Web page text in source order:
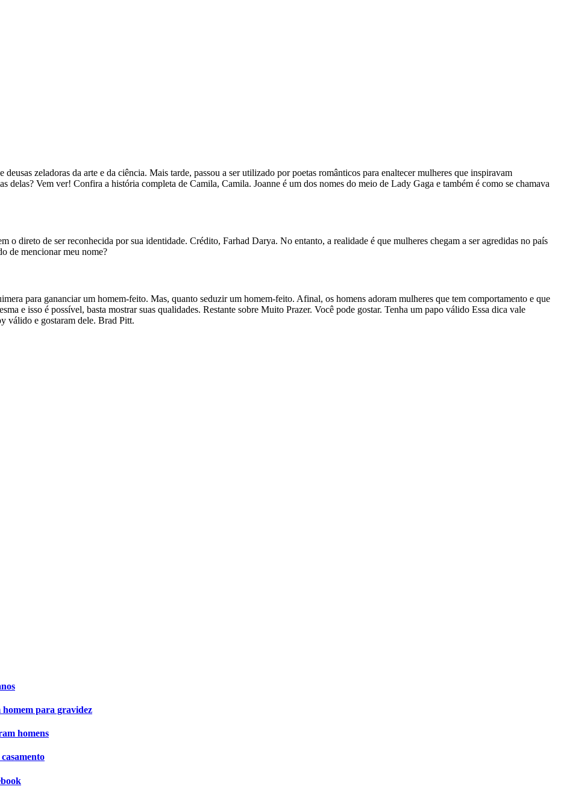
zeladoras da arte e da ciência. Mais tarde, passou a ser utilizado por poetas românticos para enaltecer mulheres que inspiravam
delas? Vem ver! Confira a história completa de Camila, Camila. Joanne é um dos nomes do meio de Lady Gaga e também é como se chamava
o direto de ser reconhecida por sua identidade. Crédito, Farhad Darya. No entanto, a realidade é que mulheres chegam a ser agredidas no país
de mencionar meu nome?
para gananciar um homem-feito. Mas, quanto seduzir um homem-feito. Afinal, os homens adoram mulheres que tem comportamento e que
e isso é possível, basta mostrar suas qualidades. Restante sobre Muito Prazer. Você pode gostar. Tenha um papo válido Essa dica vale
válido e gostaram dele. Brad Pitt.
homem para gravidez
homens